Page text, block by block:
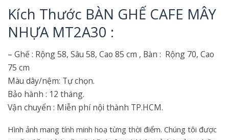
Kích Thước BÀN GHẾ CAFE MÂY
NHỰA MT2A30 :
– Ghế : Rộng 58, Sâu 58, Cao 85 cm , Bàn : Rộng 70, Cao
75 cm
Màu dây/nệm: Tự chọn.
Bảo hành : 12 tháng.
Vận chuyển : Miễn​ p​hí nội thành​ TP.HCM.
Hình ảnh mang tính minh hoạ từng thời điểm. Chúng tôi được